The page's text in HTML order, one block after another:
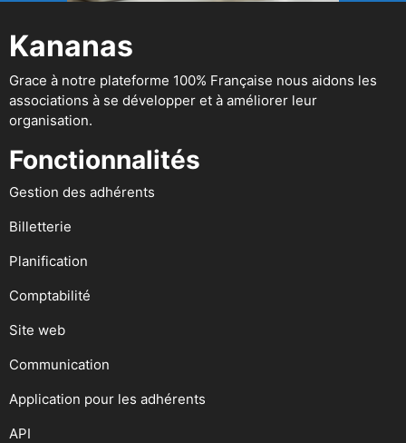
Kananas
Grace à notre plateforme 100% Française nous aidons les
associations à se développer et à améliorer leur
organisation.
Fonctionnalités
Gestion des adhérents
Billetterie
Planification
Comptabilité
Site web
Communication
Application pour les adhérents
API